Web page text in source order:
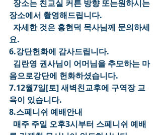
장소는 친교실 커튼 방향 또는원하시는
장소에서 촬영해드립니다.
자세한 것은 홍현덕 목사님께 문의하세
요.
6.강단헌화에 감사드립니다.
김란영 권사님이 어머님을 추모하는 마
음으로강단에 헌화하셨습니다.
7.12월7일[토] 새벽친교후에 구역장 교
육이 있습니다.
8.스페니쉬 예배안내
매주 주일 오후3시부터 스페니쉬 예배